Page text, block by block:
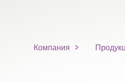
Компания